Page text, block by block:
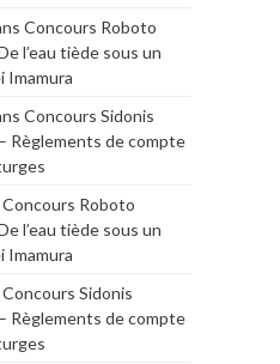
Concours Roboto
l’eau tiède sous un
Imamura
Concours Sidonis
Règlements de compte
Concours Roboto
l’eau tiède sous un
Imamura
Concours Sidonis
Règlements de compte